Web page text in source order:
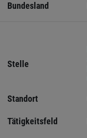
Bundesland
Stelle
Standort
Tätigkeitsfeld